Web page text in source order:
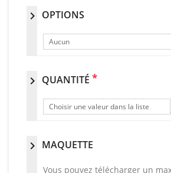
chevron_right OPTIONS
Aucun
chevron_right QUANTITÉ *
Choisir une valeur dans la liste
chevron_right MAQUETTE
Vous pouvez télécharger un